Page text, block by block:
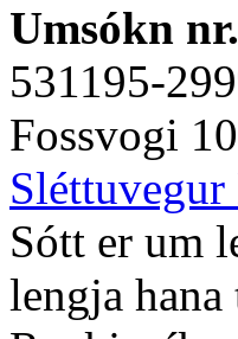
Umsókn
531195-
Fossvogi
Sléttuvegur
Sótt er um
lengja